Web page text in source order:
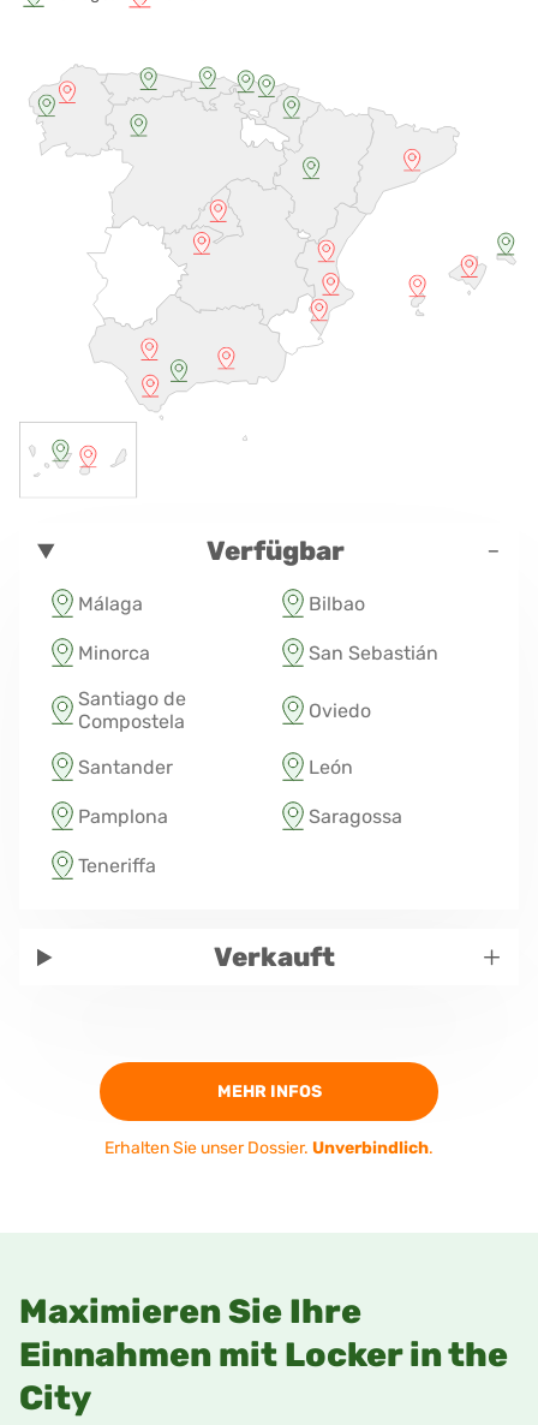
Verfügbar -
Málaga Bilbao
Minorca
San Sebastián
Santiago de
Compostela
Oviedo
Santander León
Pamplona Saragossa
Teneriffa
Verkauft +
MEHR INFOS
Erhalten Sie unser Dossier. Unverbindlich.
Maximieren Sie Ihre
Einnahmen mit Locker in the
City